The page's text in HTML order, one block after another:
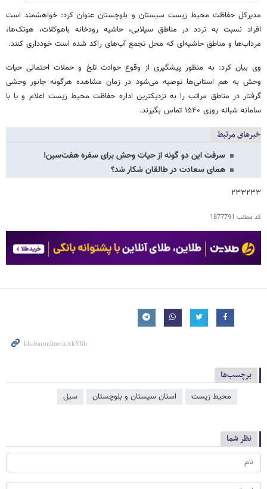
مدیرکل حفاظت محیط زیست سیستان و بلوچستان عنوان کرد: خواهشمند است
افراد نسبت به تردد در مناطق سیلابی، حاشیه رودخانه باهوکلات، هوتک‌ها،
مرداب‌ها و مناطق حاشیه‌ای که محل تجمع آب‌های راکد شده است خودداری کنند.
وی بیان کرد: به منظور پیشگیری از وقوع حوادث تلخ و حملات احتمالی حیات
وحش به هم استانی‌ها توصیه می‌شود در زمان مشاهده هرگونه جانور وحشی
گرفتار در مناطق مراتب را به نزدیکترین اداره حفاظت محیط زیست اعلام و یا با
سامانه شبانه روزی ۱۵۴۰ تماس بگیرند.
خبرهای مرتبط
سرقت این دو گونه از حیات وحش برای سفره هفت‌سین!
همای سعادت در طالقان شکار شد؟
۲۳۳۲۳۳
کد مطلب 1877791
برچسب‌ها
محیط زیست استان سیستان و بلوچستان سیل
نظر شما